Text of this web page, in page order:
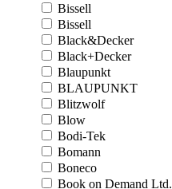
Bissell
Bissell
Black&Decker
Black+Decker
Blaupunkt
BLAUPUNKT
Blitzwolf
Blow
Bodi-Tek
Bomann
Boneco
Book on Demand Ltd.